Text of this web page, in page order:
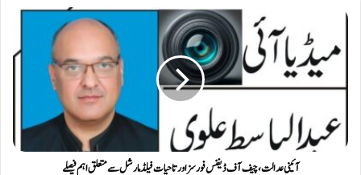
آئینی عدالت، چیف آف ڈیفنس فورسز اور تاحیات فیلڈ مارشل سے متعلق اہم فیصلے